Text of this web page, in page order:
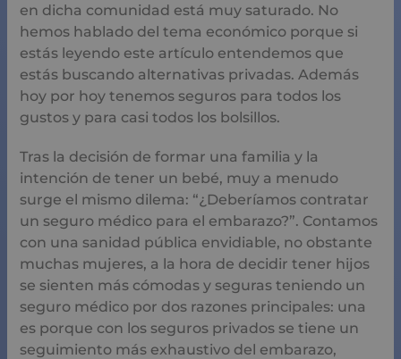
en dicha comunidad está muy saturado. No
hemos hablado del tema económico porque si
estás leyendo este artículo entendemos que
estás buscando alternativas privadas. Además
hoy por hoy tenemos seguros para todos los
gustos y para casi todos los bolsillos.
Tras la decisión de formar una familia y la
intención de tener un bebé, muy a menudo
surge el mismo dilema: “¿Deberíamos contratar
un seguro médico para el embarazo?”. Contamos
con una sanidad pública envidiable, no obstante
muchas mujeres, a la hora de decidir tener hijos
se sienten más cómodas y seguras teniendo un
seguro médico por dos razones principales: una
es porque con los seguros privados se tiene un
seguimiento más exhaustivo del embarazo,